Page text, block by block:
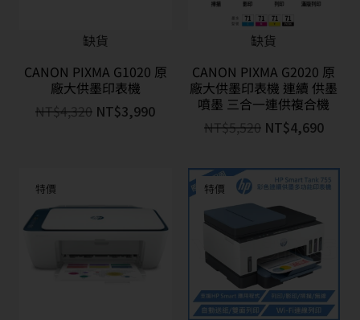
缺貨
CANON PIXMA G1020 原
廠大供墨印表機
NT$4,320 NT$3,990
缺貨
CANON PIXMA G2020 原
廠大供墨印表機 連續 供墨
噴墨 三合一連供複合機
NT$5,520 NT$4,690
特價 特價